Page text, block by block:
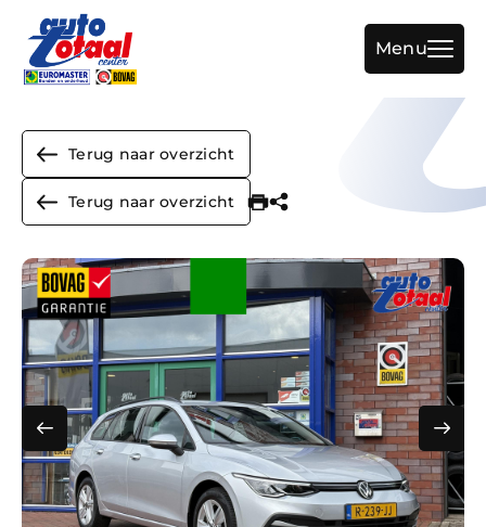
Menu
Home
Aanbod
Diensten
Werkplaats
Over ons
Vacature
Verkocht
Contact
Terug naar overzicht
Terug naar overzicht